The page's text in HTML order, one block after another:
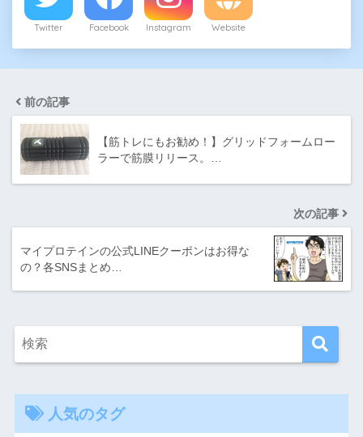
Twitter Facebook Instagram Website
前の記事
【筋トレにもお勧め！】グリッドフォームロー
ラーで筋膜リリース。…
次の記事
マイプロテインの公式LINEクーポンはお得な
の？各SNSまとめ…
人気のタグ